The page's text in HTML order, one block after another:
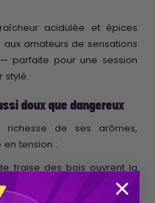
acidulée et épices
amateurs de sensations
parfaite pour une session
stylé.
doux que dangereux
de ses arômes,
tension :
fraise des bois ouvrent la
une fausse accalmie.
de plus en plus vives,